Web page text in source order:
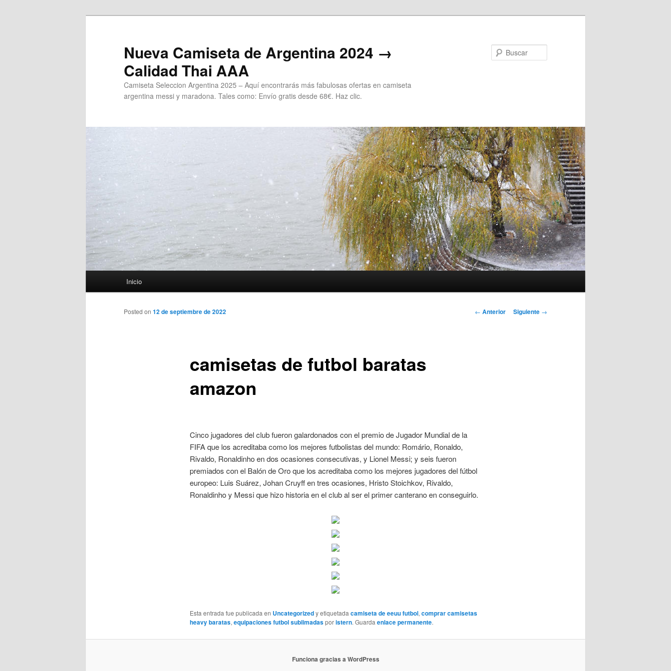
Nueva Camiseta de Argentina 2024 →
Calidad Thai AAA
Camiseta Seleccion Argentina 2025 – Aquí encontrarás más fabulosas ofertas en camiseta
argentina messi y maradona. Tales como: Envío gratis desde 68€. Haz clic.
Inicio
Navegación
← Anterior Siguiente →
camisetas de futbol baratas
amazon
Posted on 12 de septiembre de 2022
Cinco jugadores del club fueron galardonados con el premio de Jugador Mundial de la
FIFA que los acreditaba como los mejores futbolistas del mundo: Romário, Ronaldo,
Rivaldo, Ronaldinho en dos ocasiones consecutivas, y Lionel Messi; y seis fueron
premiados con el Balón de Oro que los acreditaba como los mejores jugadores del fútbol
europeo: Luis Suárez, Johan Cruyff en tres ocasiones, Hristo Stoichkov, Rivaldo,
Ronaldinho y Messi que hizo historia en el club al ser el primer canterano en conseguirlo.
Esta entrada fue publicada en Uncategorizedy etiquetadacamiseta de eeuu futbol,comprar camisetas
heavy baratas,equipaciones futbol sublimadasporistern. Guardaenlace permanente.
Funciona gracias a WordPress